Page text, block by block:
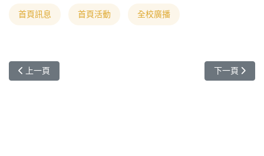
首頁訊息 首頁活動 全校廣播
上一篇文章: 2024年元智大學國際美食節暨萬聖節慶典
上一頁 下一篇文章:
下一頁